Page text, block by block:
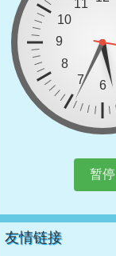
暂停
友情链接